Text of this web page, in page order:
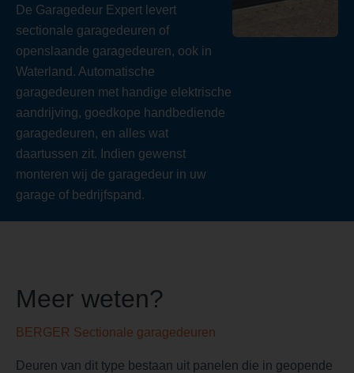
De Garagedeur Expert levert
sectionale garagedeuren of
openslaande garagedeuren, ook in
Waterland. Automatische
garagedeuren met handige elektrische
aandrijving, goedkope handbediende
garagedeuren, en alles wat
daartussen zit. Indien gewenst
monteren wij de garagedeur in uw
garage of bedrijfspand.
Meer weten?
BERGER Sectionale garagedeuren
Deuren van dit type bestaan uit panelen die in geopende